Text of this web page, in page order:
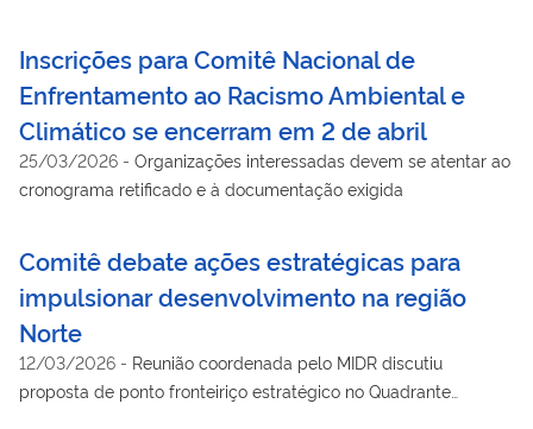
Inscrições para Comitê Nacional de
Enfrentamento ao Racismo Ambiental e
Climático se encerram em 2 de abril
25/03/2026 - Organizações interessadas devem se atentar ao
cronograma retificado e à documentação exigida
Comitê debate ações estratégicas para
impulsionar desenvolvimento na região
Norte
12/03/2026 - Reunião coordenada pelo MIDR discutiu
proposta de ponto fronteiriço estratégico no Quadrante